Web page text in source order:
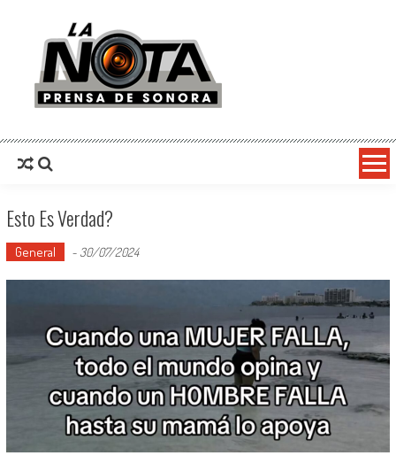
La Nota Prensa De Sonora
Esto Es Verdad?
General - 30/07/2024